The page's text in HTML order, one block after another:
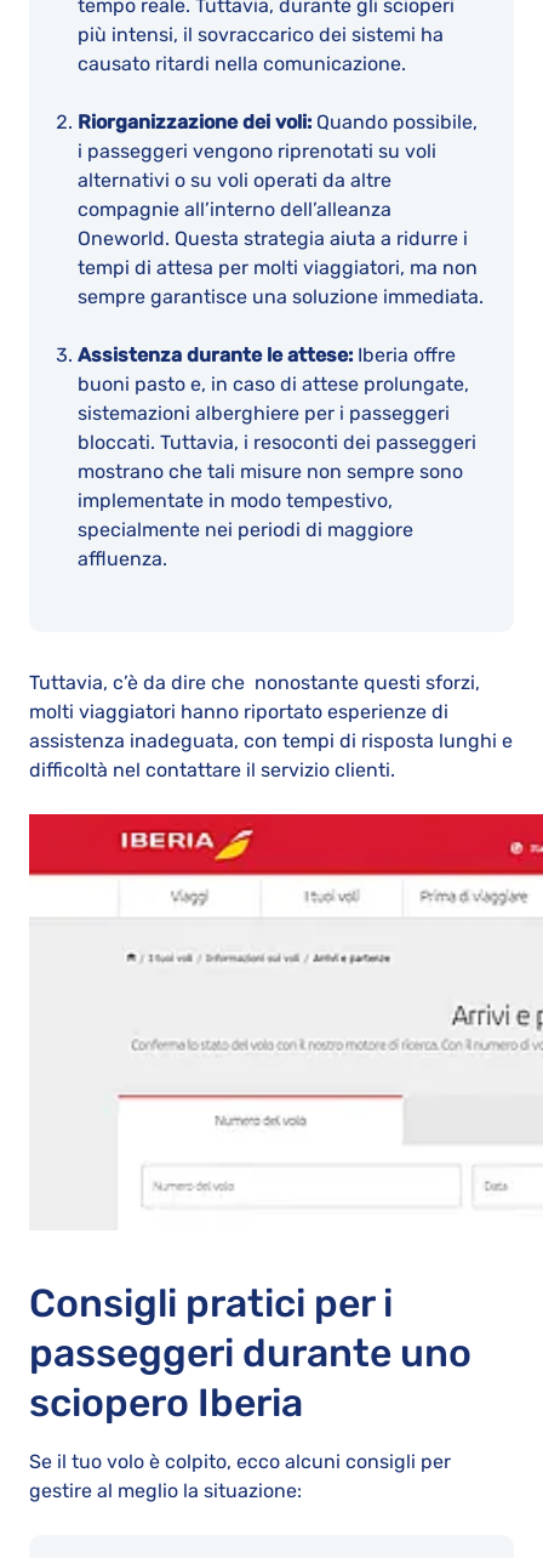
tempo reale. Tuttavia, durante gli scioperi
più intensi, il sovraccarico dei sistemi ha
causato ritardi nella comunicazione.
Riorganizzazione dei voli: Quando possibile,
i passeggeri vengono riprenotati su voli
alternativi o su voli operati da altre
compagnie all’interno dell’alleanza
Oneworld. Questa strategia aiuta a ridurre i
tempi di attesa per molti viaggiatori, ma non
sempre garantisce una soluzione immediata.
Assistenza durante le attese: Iberia offre
buoni pasto e, in caso di attese prolungate,
sistemazioni alberghiere per i passeggeri
bloccati. Tuttavia, i resoconti dei passeggeri
mostrano che tali misure non sempre sono
implementate in modo tempestivo,
specialmente nei periodi di maggiore
affluenza.
Tuttavia, c’è da dire che nonostante questi sforzi,
molti viaggiatori hanno riportato esperienze di
assistenza inadeguata, con tempi di risposta lunghi e
difficoltà nel contattare il servizio clienti.
Consigli pratici per i
passeggeri durante uno
sciopero Iberia
Se il tuo volo è colpito, ecco alcuni consigli per
gestire al meglio la situazione: